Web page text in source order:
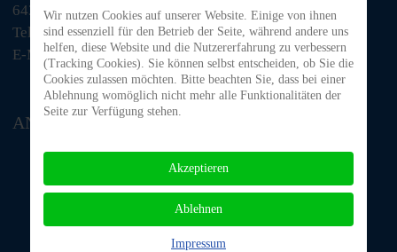
64385 Reichelsheim
Telefon: 06063 / 939 848
E-Mail: tino@tiere-in-not-odenwald.de
ANFAHRT
Wir nutzen Cookies auf unserer Website. Einige von ihnen
sind essenziell für den Betrieb der Seite, während andere uns
helfen, diese Website und die Nutzererfahrung zu verbessern
(Tracking Cookies). Sie können selbst entscheiden, ob Sie die
Cookies zulassen möchten. Bitte beachten Sie, dass bei einer
Ablehnung womöglich nicht mehr alle Funktionalitäten der
Seite zur Verfügung stehen.
Akzeptieren
Ablehnen
Impressum